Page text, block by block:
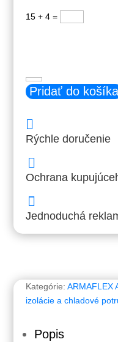
15 + 4 =
množstvo
Armaflex
AL
19
EA
hrúbka
12m2)
Pridať do košíka

Rýchle doručenie

Ochrana

Jednoduchá
Kategórie:ARMAFLEX
izolácie a chladové
Popis